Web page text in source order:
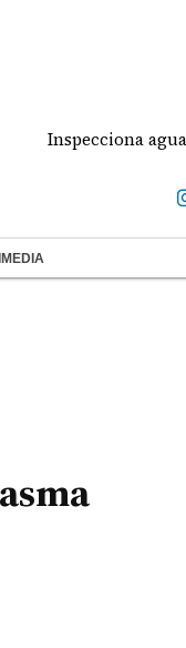
Inspecciona aguas